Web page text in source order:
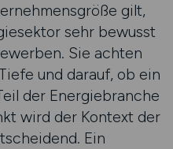
gilt,
sehr bewusst
Sie achten
und darauf, ob ein
der Energiebranche
wird der Kontext der
Ein